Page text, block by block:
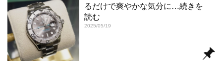
るだけで爽やかな気分に …続きを
読む
2025/05/19